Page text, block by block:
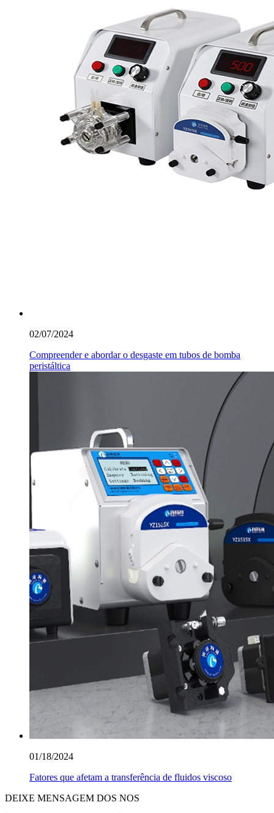
02/07/2024
Compreender e abordar o desgaste em tubos de bomba
peristáltica
01/18/2024
Fatores que afetam a transferência de fluidos viscoso
DEIXE MENSAGEM DOS NOS